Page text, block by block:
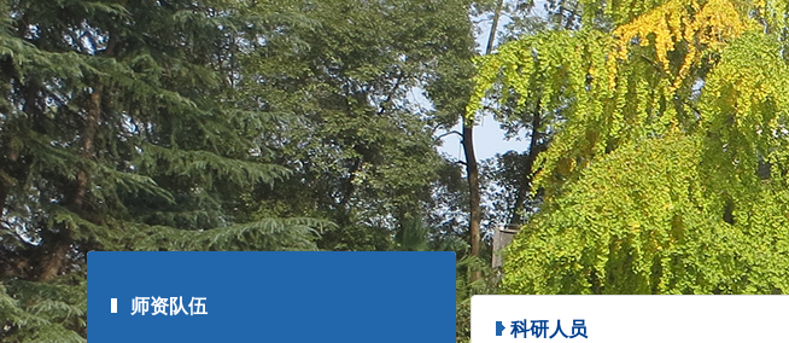
师资队伍
科研人员